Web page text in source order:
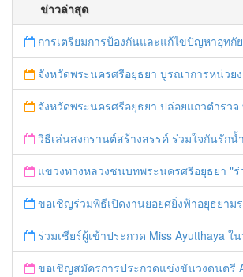
ข่าวล่าสุด
การเตรียมการป้องกันและแก้ไขปัญหาอุทกัย ปี
จังหวัดพระนครศรีอยุธยา บูรณาการหน่วยงานที่เกี่ยวข้อง ลงพื้นที่จัดระเบียบและดำเนินมาตรการตามบทลงโทษสูงสุดกับผู้ประกอบการร้านค้าที่ยังฝ่าฝืนตั้งร้านค้ารุกล้ำเขตพื้นที่ทางหลวง เตรียมความปลอดภัยก่อน
จังหวัดพระนครศรีอยุธยา ปล่อยแถวตำรวจ ทหาร ฝ่ายปกครอง กว่า 100 นาย ตรวจเข้มท่ารถสาธารณะ สถานีขนส่งรถโดยสาร วินรถตู้ และสถานีรถไฟ เตรียมรับมือ
วิธีเล่นสงกรานต์สร้างสรรค์ ร่วมใจกันรักน้ำ
แขวงทางหลวงชนบทพระนครศรีอยุธยา "ร่วมรณรงค์ ขับช้า เปิดไฟหน้า คาดเข็มขัด" เทศกาลสงกราน
ขอเชิญร่วมพิธีเปิดงานยอยศยิ่งฟ้าอยุธยามรด
ร่วมเชียร์ผู้เข้าประกวด Miss Ayutthaya ในวันที่ 15 ธันวาค
ขอเชิญสมัครการประกวดแข่งขันวงดนตรี Ayutthaya battle of the